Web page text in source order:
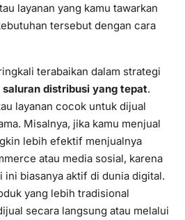
layanan yang kamu tawarkan
tersebut dengan cara
terabaikan dalam strategi
saluran distribusi yang tepat.
layanan cocok untuk dijual
Misalnya, jika kamu menjual
lebih efektif menjualnya
atau media sosial, karena
biasanya aktif di dunia digital.
yang lebih tradisional
secara langsung atau melalui